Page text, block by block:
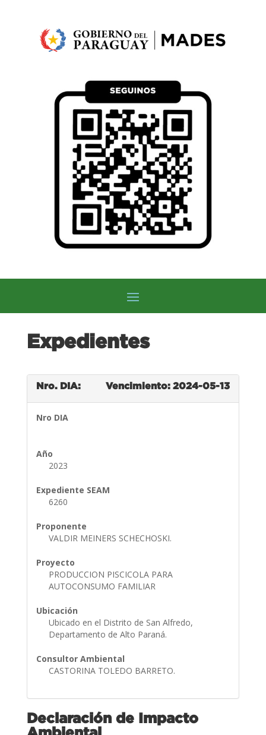
Expedientes
Nro. DIA: Vencimiento: 2024-05-13
Nro DIA
Año
2023
Expediente SEAM
6260
Proponente
VALDIR MEINERS SCHECHOSKI.
Proyecto
PRODUCCION PISCICOLA PARA
AUTOCONSUMO FAMILIAR
Ubicación
Ubicado en el Distrito de San Alfredo,
Departamento de Alto Paraná.
Consultor Ambiental
CASTORINA TOLEDO BARRETO.
Declaración de Impacto